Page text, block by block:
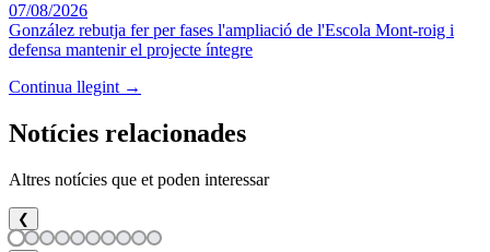
07/08/2026
González rebutja fer per fases l'ampliació de l'Escola Mont-roig i
defensa mantenir el projecte íntegre
Continua llegint →
Notícies relacionades
Altres notícies que et poden interessar
❮